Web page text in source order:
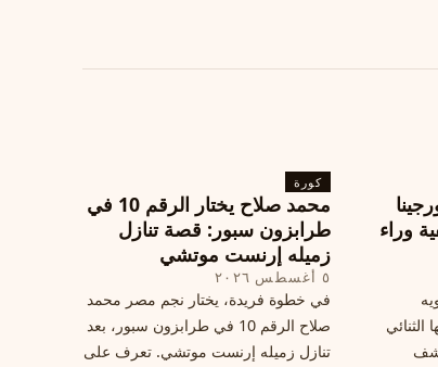
خفية وراء
الثنائي
كورة
محمد صلاح يختار الرقم 10 في
طرابزون سبور: قصة تنازل
زميله إرنست موتشي
٥ أغسطس ٢٠٢٦
في خطوة فريدة، يختار نجم مصر محمد
صلاح الرقم 10 في طرابزون سبور، بعد
تنازل زميله إرنست موتشي. تعرف على